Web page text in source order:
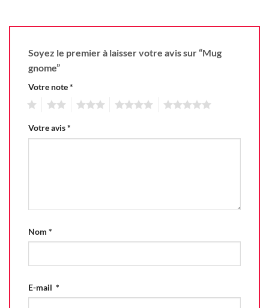
Soyez le premier à laisser votre avis sur “Mug
gnome”
Votre note*
Votre avis*
Nom *
E-mail *